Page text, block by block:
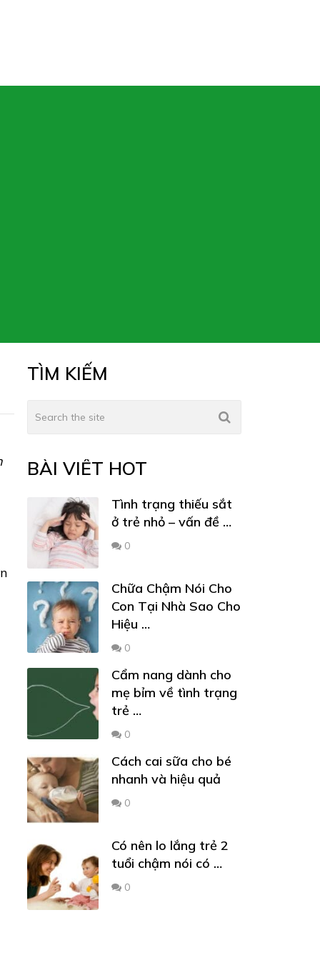
TÌM KIẾM
BÀI VIẾT HOT
Tình trạng thiếu sắt
ở trẻ nhỏ – vấn đề …
0
Chữa Chậm Nói Cho
Con Tại Nhà Sao Cho
Hiệu …
0
Cẩm nang dành cho
mẹ bỉm về tình trạng
trẻ …
0
Cách cai sữa cho bé
nhanh và hiệu quả
0
Có nên lo lắng trẻ 2
tuổi chậm nói có …
0